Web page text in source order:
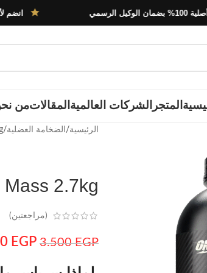
انضم لأكثر من 50,000 رياضي في
المتجر الشركات العالمية المقالاتمن
الرئيسية الضخامة العضلية
2.7kg
(مراجعتين)
3.500EGP
EGP